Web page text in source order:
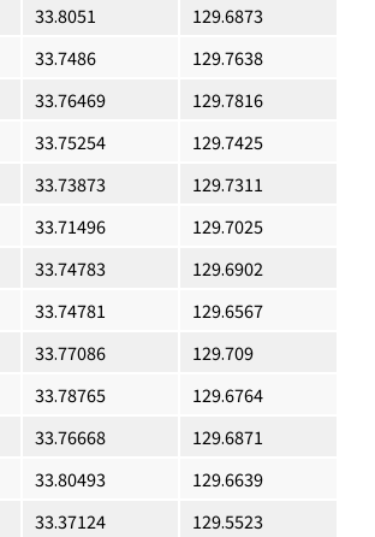
33.8051
129.6873
33.7486
129.7638
33.76469
129.7816
33.75254
129.7425
33.73873
129.7311
33.71496
129.7025
33.74783
129.6902
33.74781
129.6567
33.77086
129.709
33.78765
129.6764
33.76668
129.6871
33.80493
129.6639
33.37124
129.5523